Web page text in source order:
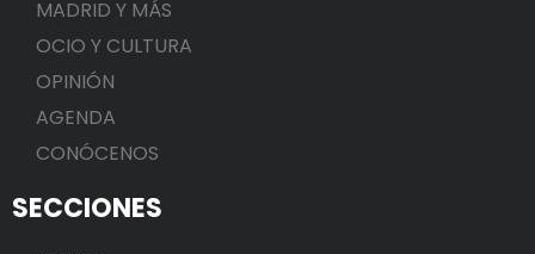
MADRID Y MÁS
OCIO Y CULTURA
OPINIÓN
AGENDA
CONÓCENOS
SECCIONES